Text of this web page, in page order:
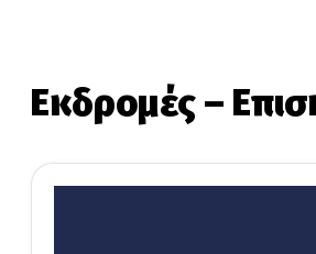
Εκδρομές –